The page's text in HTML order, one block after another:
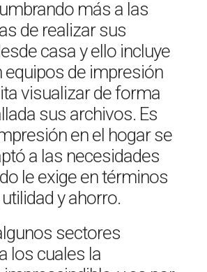
más a las
de realizar sus
casa y ello incluye
equipos de impresión
visualizar de forma
sus archivos. Es
en el hogar se
a las necesidades
le exige en términos
y ahorro.
sectores
los cuales la